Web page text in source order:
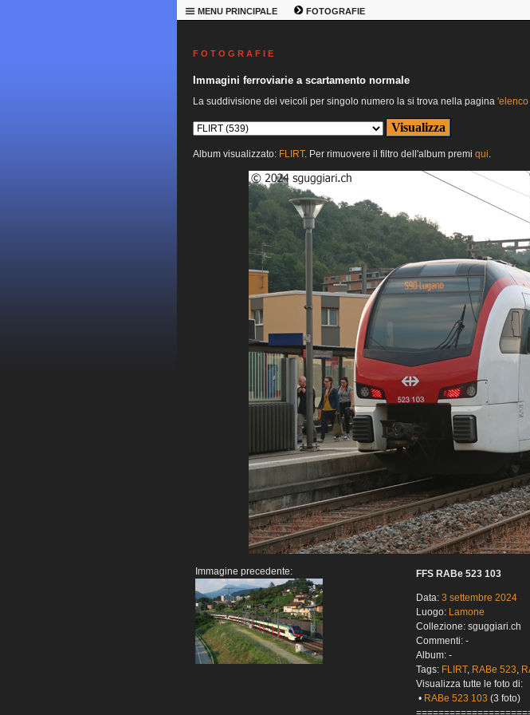
MENU PRINCIPALE FOTOGRAFIE
F O T O G R A F I E
Immagini ferroviarie a scartamento normale
La suddivisione dei veicoli per singolo numero la si trova nella pagina
Album visualizzato: FLIRT. Per rimuovere il filtro dell'album premi qui.
Immagine precedente: FFS RABe 523 103
Data: 3 settembre 2024
Luogo: Lamone
Collezione: sguggiari.ch
Commenti: -
Album: -
Tags: FLIRT, RABe 523,
Visualizza tutte le foto di:
• RABe 523 103 (3 foto)